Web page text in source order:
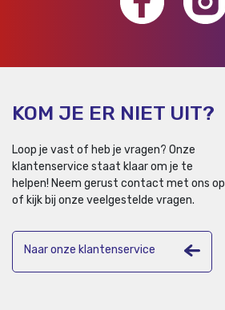
KOM JE ER NIET UIT?
Loop je vast of heb je vragen? Onze
klantenservice staat klaar om je te
helpen! Neem gerust contact met ons op
of kijk bij onze veelgestelde vragen.
Naar onze klantenservice